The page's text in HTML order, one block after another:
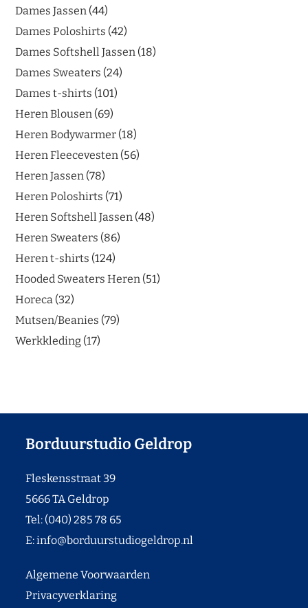
Dames Jassen 44
Dames Poloshirts 42
Dames Softshell Jassen 18
Dames Sweaters 24
Dames t-shirts 101
Heren Blousen 69
Heren Bodywarmer 18
Heren Fleecevesten 56
Heren Jassen 78
Heren Poloshirts 71
Heren Softshell Jassen 48
Heren Sweaters 86
Heren t-shirts 124
Hooded Sweaters Heren 51
Horeca 32
Mutsen/Beanies 79
Werkkleding 17
Borduurstudio Geldrop
Fleskensstraat 39
5666 TA Geldrop
Tel: (040) 285 78 65
E:info@borduurstudiogeldrop.nl
Algemene Voorwaarden
Privacyverklaring